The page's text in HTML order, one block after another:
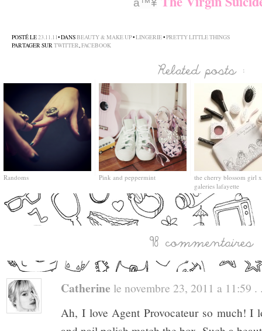
â™¥
POSTÉ LE23.11.11• DANSBEAUTY & MAKE UP•LINGERIE•PRETTY LITTLE THINGS
PARTAGER SURTWITTER,FACEBOOK
Randoms Pink and peppermint
the cherry blossom girl x
galeries lafayette
Catherine le novembre 23, 2011 a 11:59 .
Ah, I love Agent Provocateur so much! I